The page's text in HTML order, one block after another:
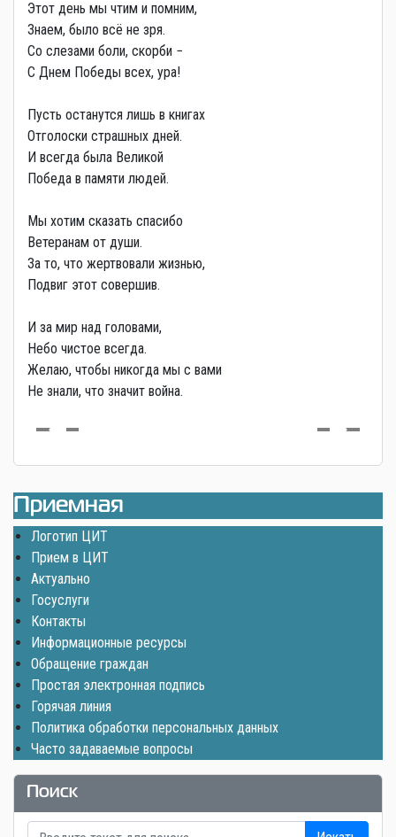
Этот день мы чтим и помним,
Знаем, было всё не зря.
Со слезами боли, скорби −
С Днем Победы всех, ура!
Пусть останутся лишь в книгах
Отголоски страшных дней.
И всегда была Великой
Победа в памяти людей.
Мы хотим сказать спасибо
Ветеранам от души.
За то, что жертвовали жизнью,
Подвиг этот совершив.
И за мир над головами,
Небо чистое всегда.
Желаю, чтобы никогда мы с вами
Не знали, что значит война.
Приемная
Логотип ЦИТ
Прием в ЦИТ
Актуально
Госуслуги
Контакты
Информационные ресурсы
Обращение граждан
Простая электронная подпись
Горячая линия
Политика обработки персональных данных
Часто задаваемые вопросы
Поиск